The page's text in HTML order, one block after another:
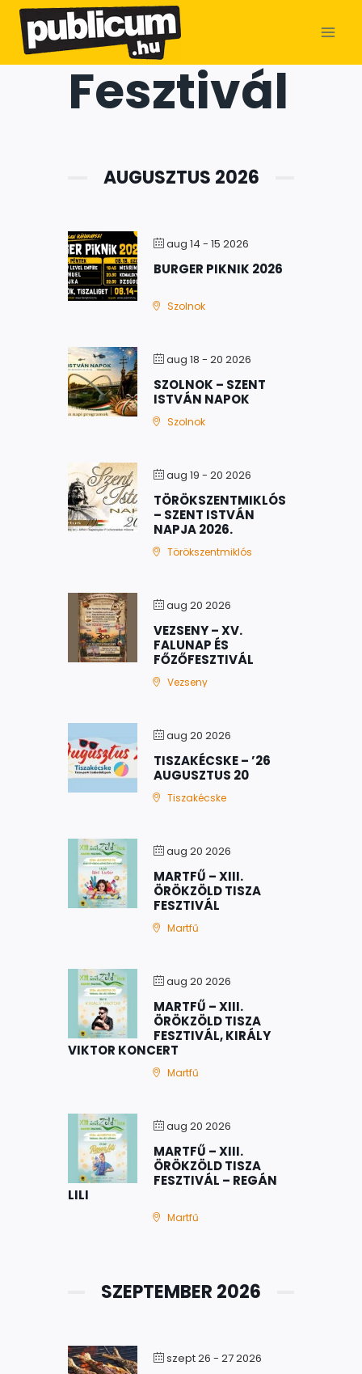
Fesztivál
AUGUSZTUS 2026
aug 14 - 15 2026
BURGER PIKNIK 2026
Szolnok
aug 18 - 20 2026
SZOLNOK – SZENT
ISTVÁN NAPOK
Szolnok
aug 19 - 20 2026
TÖRÖKSZENTMIKLÓS
– SZENT ISTVÁN
NAPJA 2026.
Törökszentmiklós
aug 20 2026
VEZSENY – XV.
FALUNAP ÉS
FŐZŐFESZTIVÁL
Vezseny
aug 20 2026
TISZAKÉCSKE – ’26
AUGUSZTUS 20
Tiszakécske
aug 20 2026
MARTFŰ – XIII.
ÖRÖKZÖLD TISZA
FESZTIVÁL
Martfű
aug 20 2026
MARTFŰ – XIII.
ÖRÖKZÖLD TISZA
FESZTIVÁL, KIRÁLY
VIKTOR KONCERT
Martfű
aug 20 2026
MARTFŰ – XIII.
ÖRÖKZÖLD TISZA
FESZTIVÁL – REGÁN
LILI
Martfű
SZEPTEMBER 2026
szept 26 - 27 2026